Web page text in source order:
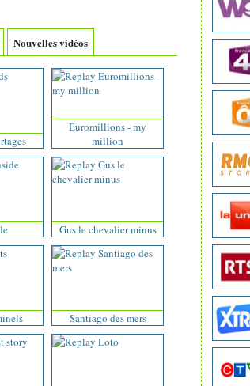
Nouvelles vidéos
Euromillions - my
million
Gus le chevalier minus
Santiago des mers